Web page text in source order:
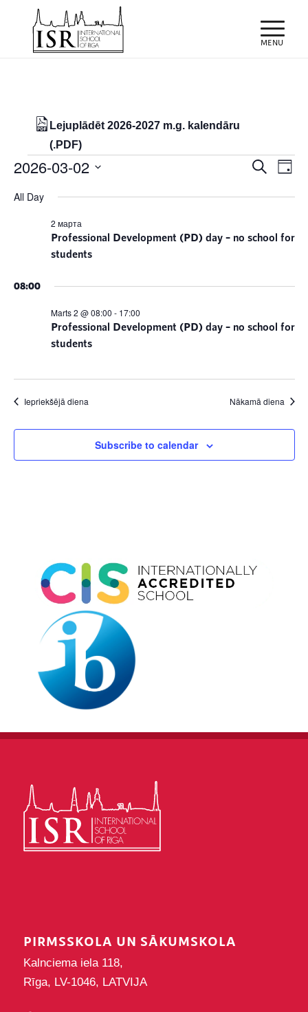
Lejuplādēt 2026-2027 m.g. kalendāru
(.PDF)
Notikumi
for
02/03/2026
Views
Meklēt
Day
2026-03-02
All Day
Professional Development (PD) day – no school for
students
2 марта
08:00
Professional Development (PD) day – no school for
students
Marts 2 @ 08:00 - 17:00
Iepriekšējā diena Nākamā diena
Subscribe to calendar
PIRMSSKOLA UN SĀKUMSKOLA
Kalnciema iela 118,
Rīga, LV-1046, LATVIJA